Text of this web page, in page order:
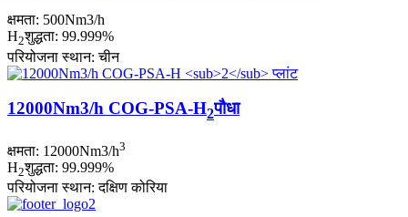
क्षमता: 500Nm3/h
H2शुद्धता: 99.999%
परियोजना स्थान: चीन
12000Nm3/h COG-PSA-H2पौधा
क्षमता: 12000Nm3/h3
H2शुद्धता: 99.999%
परियोजना स्थान: दक्षिण कोरिया